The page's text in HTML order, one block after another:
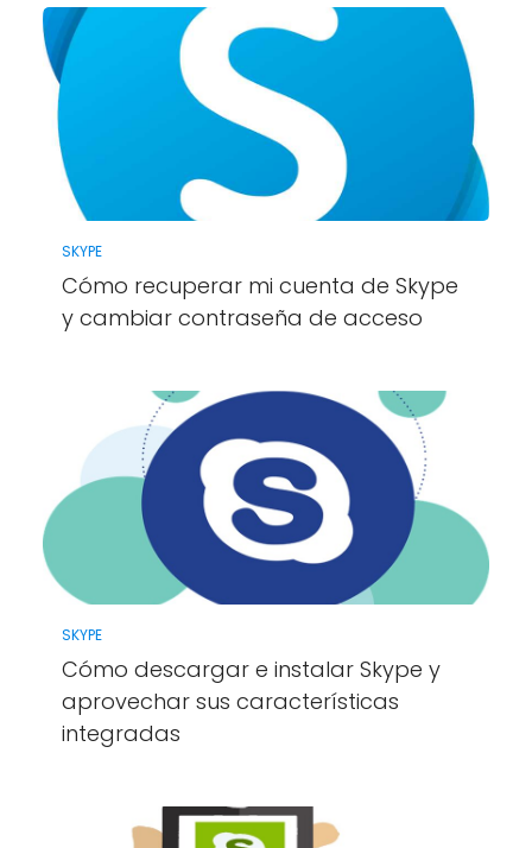
SKYPE
Cómo recuperar mi cuenta de Skype
y cambiar contraseña de acceso
SKYPE
Cómo descargar e instalar Skype y
aprovechar sus características
integradas